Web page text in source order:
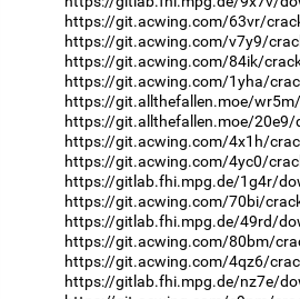
https://git.acwing.com/63vr/
https://git.acwing.com/v7y9/
https://git.acwing.com/84ik/
https://git.acwing.com/1yha/
https://git.allthefallen.moe/
https://git.allthefallen.moe/
https://git.acwing.com/4x1h/
https://git.acwing.com/4yc0/
https://gitlab.fhi.mpg.de/1g4r/
https://git.acwing.com/70bi/
https://gitlab.fhi.mpg.de/49rd/
https://git.acwing.com/80bm/
https://git.acwing.com/4qz6/
https://gitlab.fhi.mpg.de/nz7e/